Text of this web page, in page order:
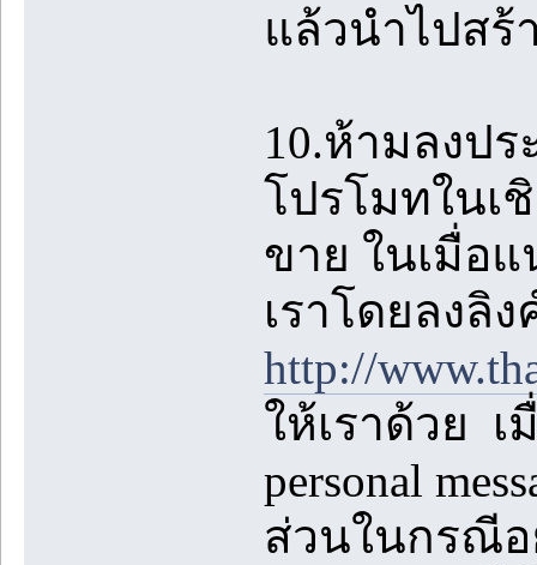
แล้วนำไปสร้
10.ห้ามลงป
โปรโมทในเ
ขาย ในเมื่อ
เราโดยลงลิง
http://
ให้เราด้วย
personal
ส่วนในกรณีอ